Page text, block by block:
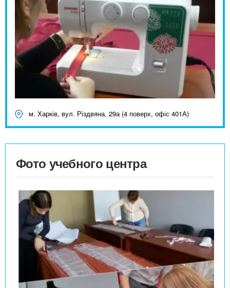
м. Харків, вул. Різдвяна, 29а (4 поверх, офіс 401А)
Фото учебного центра